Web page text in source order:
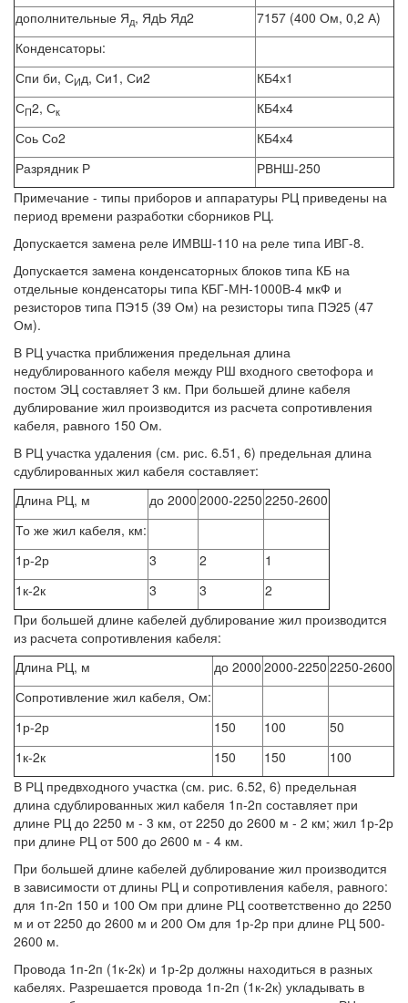
дополнительные Яд, ЯдЬ Яд2
7157 (400 Ом, 0,2 А)
Конденсаторы:
Спи би, СИд, Си1, Си2
КБ4х1
СП2, Ск
КБ4х4
Соь Со2
КБ4х4
Разрядник Р
РВНШ-250
Примечание - типы приборов и аппаратуры РЦ приведены на
период времени разработки сборников РЦ.
Допускается замена реле ИМВШ-110 на реле типа ИВГ-8.
Допускается замена конденсаторных блоков типа КБ на
отдельные конденсаторы типа КБГ-МН-1000В-4 мкФ и
резисторов типа ПЭ15 (39 Ом) на резисторы типа ПЭ25 (47
Ом).
В РЦ участка приближения предельная длина
недублированного кабеля между РШ входного светофора и
постом ЭЦ составляет 3 км. При большей длине кабеля
дублирование жил производится из расчета сопротивления
кабеля, равного 150 Ом.
В РЦ участка удаления (см. рис. 6.51, 6) предельная длина
сдублированных жил кабеля составляет:
Длина РЦ, м
до 2000 2000-2250 2250-2600
То же жил кабеля, км:
1р-2р
3 2
1
1к-2к
3 3
2
При большей длине кабелей дублирование жил производится
из расчета сопротивления кабеля:
Длина РЦ, м
до 2000 2000-2250 2250-2600
Сопротивление жил кабеля, Ом:
1р-2р
150 100
50
1к-2к
150 150
100
В РЦ предвходного участка (см. рис. 6.52, 6) предельная
длина сдублированных жил кабеля 1п-2п составляет при
длине РЦ до 2250 м - 3 км, от 2250 до 2600 м - 2 км; жил 1р-2р
при длине РЦ от 500 до 2600 м - 4 км.
При большей длине кабелей дублирование жил производится
в зависимости от длины РЦ и сопротивления кабеля, равного:
для 1п-2п 150 и 100 Ом при длине РЦ соответственно до 2250
м и от 2250 до 2600 м и 200 Ом для 1р-2р при длине РЦ 500-
2600 м.
Провода 1п-2п (1к-2к) и 1р-2р должны находиться в разных
кабелях. Разрешается провода 1п-2п (1к-2к) укладывать в